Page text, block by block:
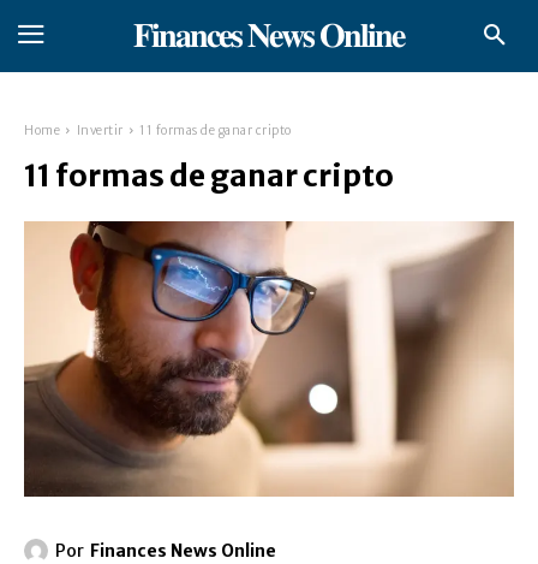
𝐅𝐢𝐧𝐚𝐧𝐜𝐞𝐬 𝐍𝐞𝐰𝐬 𝐎𝐧𝐥𝐢𝐧𝐞
Home Invertir 11 formas de ganar cripto
11 formas de ganar cripto
Por Finances News Online